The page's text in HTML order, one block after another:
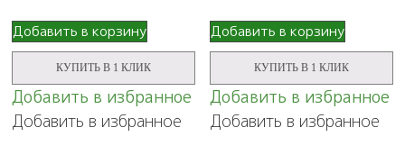
Добавить в корзину
КУПИТЬ В 1 КЛИК
Добавить в избранное
Добавить в избранное
Добавить в корзину
КУПИТЬ В 1 КЛИК
Добавить в избранное
Добавить в избранное